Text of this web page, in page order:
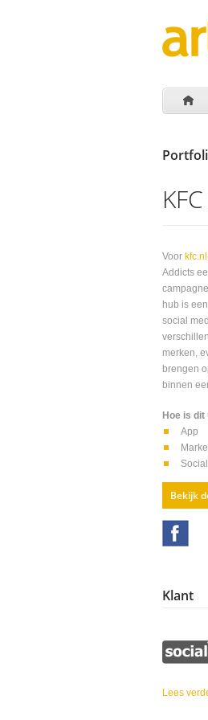
Voor kfc.nl
Addicts
hub is
social
merken,
brengen
binnen
Hoe is
App
Bekijk
Klant
Lees